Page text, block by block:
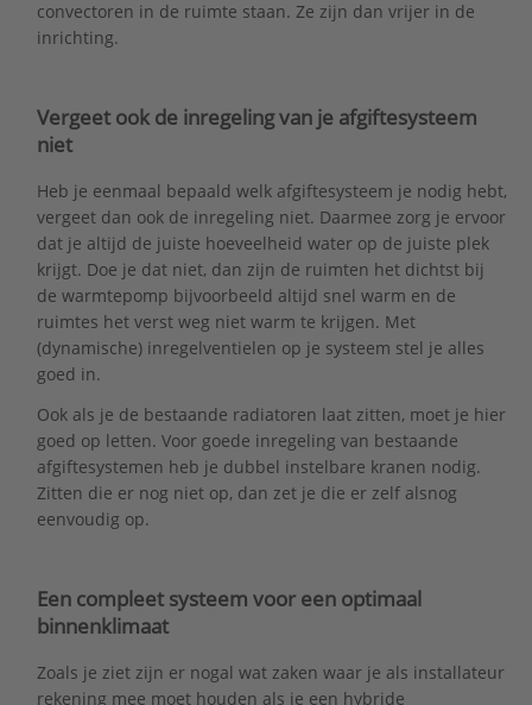
convectoren in de ruimte staan. Ze zijn dan vrijer in de
inrichting.
Vergeet ook de inregeling van je afgiftesysteem
niet
Heb je eenmaal bepaald welk afgiftesysteem je nodig hebt,
vergeet dan ook de inregeling niet. Daarmee zorg je ervoor
dat je altijd de juiste hoeveelheid water op de juiste plek
krijgt. Doe je dat niet, dan zijn de ruimten het dichtst bij
de warmtepomp bijvoorbeeld altijd snel warm en de
ruimtes het verst weg niet warm te krijgen. Met
(dynamische) inregelventielen op je systeem stel je alles
goed in.
Ook als je de bestaande radiatoren laat zitten, moet je hier
goed op letten. Voor goede inregeling van bestaande
afgiftesystemen heb je dubbel instelbare kranen nodig.
Zitten die er nog niet op, dan zet je die er zelf alsnog
eenvoudig op.
Een compleet systeem voor een optimaal
binnenklimaat
Zoals je ziet zijn er nogal wat zaken waar je als installateur
rekening mee moet houden als je een hybride